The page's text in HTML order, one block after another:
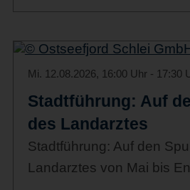
Mi. 12.08.2026, 16:00 Uhr - 17:30
Stadtführung: Auf
des Landarztes
Stadtführung: Auf den
Landarztes von Mai bis